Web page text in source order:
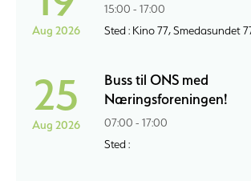
Aug 2026
15:00 - 17:00
Sted : Kino 77, Smedasundet
25
Aug 2026
Buss til ONS med
Næringsforeningen!
07:00 - 17:00
Sted :